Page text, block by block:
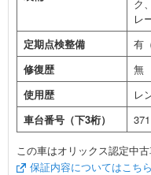
ク
レ
定期点検整備
有
修復歴
無
使用歴
レ
車台番号（下3桁）
371
この車はオリックス認定中
保証内容についてはこちら